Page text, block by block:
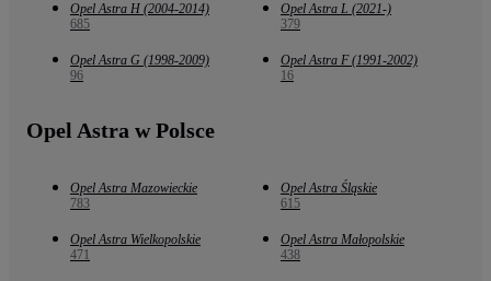
Opel Astra H (2004-2014)
685
Opel Astra L (2021-)
379
Opel Astra G (1998-2009)
96
Opel Astra F (1991-2002)
16
Opel Astra w Polsce
Opel Astra Mazowieckie
783
Opel Astra Śląskie
615
Opel Astra Wielkopolskie
471
Opel Astra Małopolskie
438